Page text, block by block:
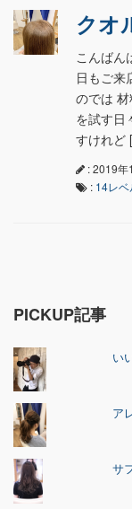
クオ
こんばん
日もご来
のでは
を試す日
すけれ
: 2019年
: 14レベ
PICKUP記事
い
ア
サ